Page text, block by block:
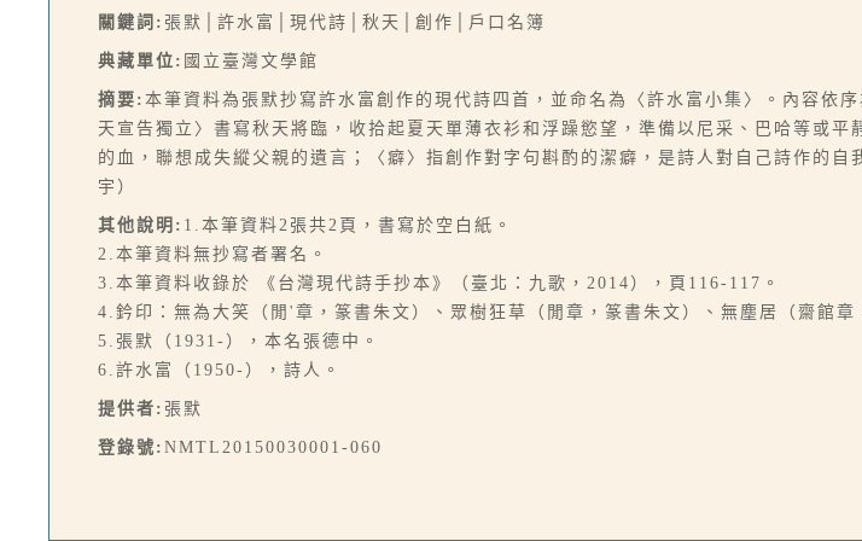
關鍵詞: 張默│許水富│現代詩│秋天│創作│戶口名簿
典藏單位: 國立臺灣文學館
摘要: 本筆資料為張默抄寫許水富創作的現代詩四首，並命名為〈許水富小集〉。內容
天宣告獨立〉書寫秋天將臨，收拾起夏天單薄衣衫和浮躁慾望，準備以尼采、巴哈等或
的血，聯想成失縱父親的遺言；〈癖〉指創作對字句斟酌的潔癖，是詩人對自己詩作的
宇）
其他說明: 1.本筆資料2張共2頁，書寫於空白紙。
2.本筆資料無抄寫者署名。
3.本筆資料收錄於 《台灣現代詩手抄本》（臺北：九歌，2014），頁116-117。
4.鈐印：無為大笑（閒'章，篆書朱文）、眾樹狂草（閒章，篆書朱文）、無塵居（齋館章
5.張默（1931-），本名張德中。
6.許水富（1950-），詩人。
提供者: 張默
登錄號: NMTL20150030001-060